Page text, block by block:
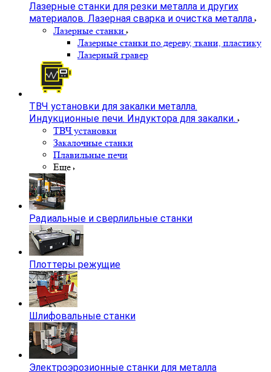
Лазерные станки для резки металла и других
материалов. Лазерная сварка и очистка металла
Лазерные станки
Лазерные станки по дереву, ткани, пластику
Лазерный гравер
ТВЧ установки для закалки металла.
Индукционные печи. Индуктора для закалки.
ТВЧ установки
Закалочные станки
Плавильные печи
Еще
Радиальные и сверлильные станки
Плоттеры режущие
Шлифовальные станки
Электроэрозионные станки для металла